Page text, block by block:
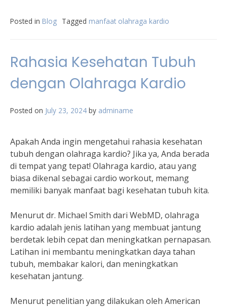
Posted in Blog Tagged manfaat olahraga kardio
Rahasia Kesehatan Tubuh
dengan Olahraga Kardio
Posted on July 23, 2024 by adminame
Apakah Anda ingin mengetahui rahasia kesehatan
tubuh dengan olahraga kardio? Jika ya, Anda berada
di tempat yang tepat! Olahraga kardio, atau yang
biasa dikenal sebagai cardio workout, memang
memiliki banyak manfaat bagi kesehatan tubuh kita.
Menurut dr. Michael Smith dari WebMD, olahraga
kardio adalah jenis latihan yang membuat jantung
berdetak lebih cepat dan meningkatkan pernapasan.
Latihan ini membantu meningkatkan daya tahan
tubuh, membakar kalori, dan meningkatkan
kesehatan jantung.
Menurut penelitian yang dilakukan oleh American